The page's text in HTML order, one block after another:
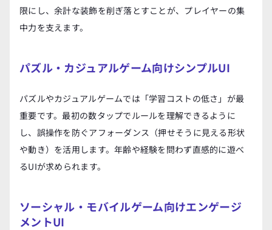
限にし、余計な装飾を削ぎ落とすことが、プレイヤーの集
中力を支えます。
パズル・カジュアルゲーム向けシンプルUI
パズルやカジュアルゲームでは「学習コストの低さ」が最
重要です。最初の数タップでルールを理解できるように
し、誤操作を防ぐアフォーダンス（押せそうに見える形状
や動き）を活用します。年齢や経験を問わず直感的に遊べ
るUIが求められます。
ソーシャル・モバイルゲーム向けエンゲージ
メントUI